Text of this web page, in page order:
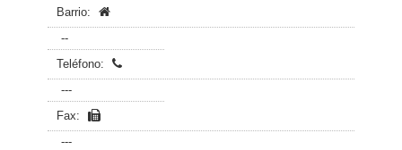
Barrio:
--
Teléfono:
---
Fax:
---